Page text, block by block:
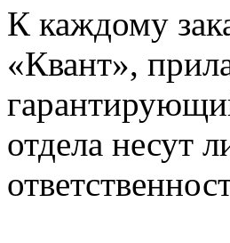
К каждому
«Квант»,
отдела несут